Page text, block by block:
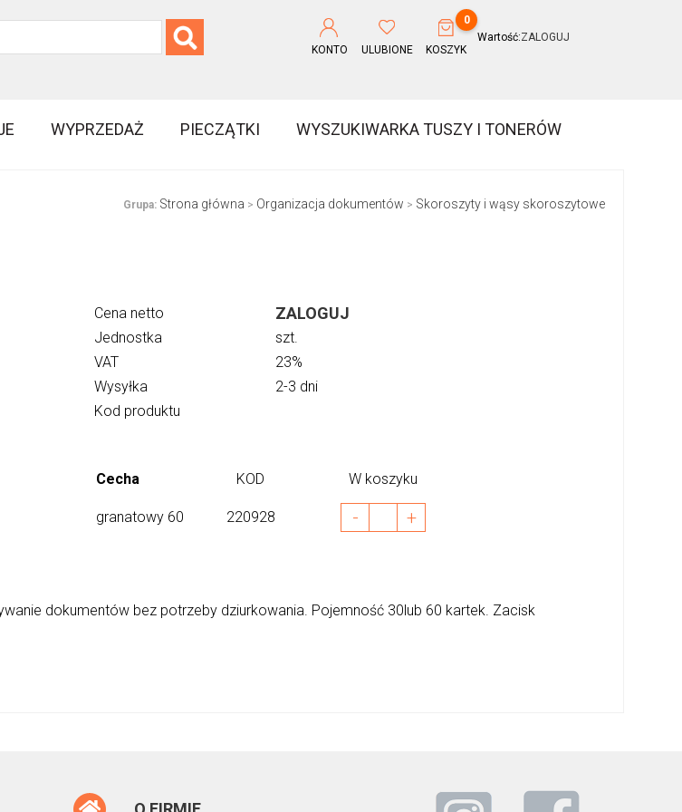
KONTO ULUBIONE
0
KOSZYK
Wartość:ZALOGUJ
WYPRZEDAŻ PIECZĄTKI WYSZUKIWARKA TUSZY I TONERÓW
Grupa: Strona główna > Organizacja dokumentów > Skoroszyty i wąsy skoroszytowe
Cena netto ZALOGUJ
Jednostka
szt.
VAT
23%
Wysyłka
2-3 dni
Kod produktu
Cecha KOD W koszyku
granatowy 60 220928 - +
dokumentów bez potrzeby dziurkowania. Pojemność 30lub 60 kartek. Zacisk